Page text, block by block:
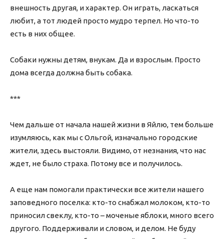
внешность другая, и характер. Он играть, ласкаться
любит, а тот людей просто мудро терпел. Но что-то
есть в них общее.
Собаки нужны детям, внукам. Да и взрослым. Просто
дома всегда должна быть собака.
***
Чем дальше от начала нашей жизни в Яйлю, тем больше
изумляюсь, как мы с Ольгой, изначально городские
жители, здесь выстояли. Видимо, от незнания, что нас
ждет, не было страха. Потому все и получилось.
А еще нам помогали практически все жители нашего
заповедного поселка: кто-то снабжал молоком, кто-то
приносил свеклу, кто-то – моченые яблоки, много всего
другого. Поддерживали и словом, и делом. Не буду